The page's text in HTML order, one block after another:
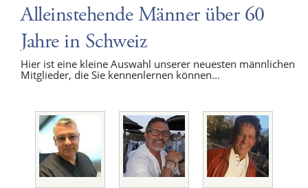
Alleinstehende Männer über 60
Jahre in Schweiz
Hier ist eine kleine Auswahl unserer neuesten männlichen
Mitglieder, die Sie kennenlernen können...